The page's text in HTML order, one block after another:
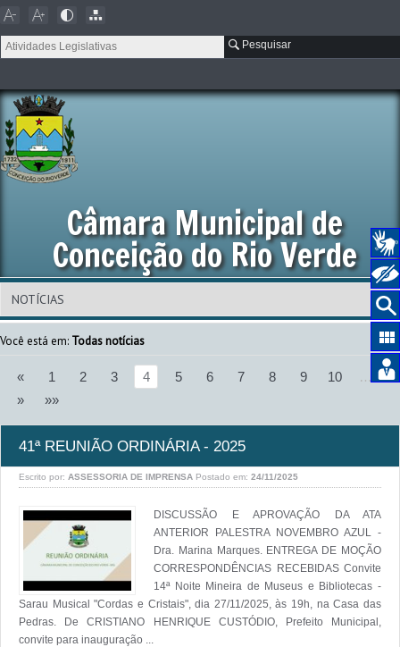
Pesquisar
Câmara Municipal de
Conceição do Rio Verde
Você está em: Todas notícias
« 1 2 3 4 5 6 7 8 9 10
…
»
»»
41ª REUNIÃO ORDINÁRIA - 2025
Escrito por: ASSESSORIA DE IMPRENSA Postado em: 24/11/2025
DISCUSSÃO E APROVAÇÃO DA ATA
ANTERIOR PALESTRA NOVEMBRO AZUL -
Dra. Marina Marques. ENTREGA DE MOÇÃO
CORRESPONDÊNCIAS RECEBIDAS Convite
14ª Noite Mineira de Museus e Bibliotecas -
Sarau Musical "Cordas e Cristais", dia 27/11/2025, às 19h, na Casa das
Pedras. De CRISTIANO HENRIQUE CUSTÓDIO, Prefeito Municipal,
convite para inauguração ...